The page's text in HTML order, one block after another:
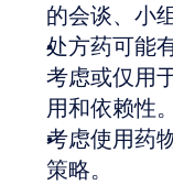
的会谈、小
处方药可能
考虑或仅用
用和依赖性。
考虑使用药
策略。